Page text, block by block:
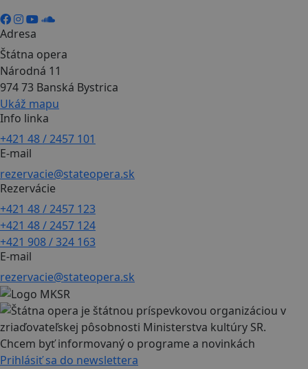
Adresa
Štátna opera
Národná 11
974 73 Banská Bystrica
Ukáž mapu
Info linka
+421 48 / 2457 101
E-mail
rezervacie@stateopera.sk
Rezervácie
+421 48 / 2457 123
+421 48 / 2457 124
+421 908 / 324 163
E-mail
rezervacie@stateopera.sk
Chcem byť informovaný o programe a novinkách
Prihlásiť sa do newslettera